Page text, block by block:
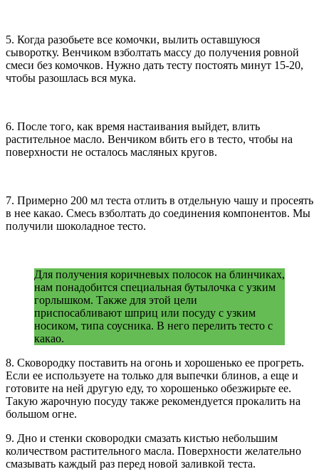
5. Когда разобьете все комочки, вылить оставшуюся
сыворотку. Венчиком взболтать массу до получения ровной
смеси без комочков. Нужно дать тесту постоять минут 15-20,
чтобы разошлась вся мука.
6. После того, как время настаивания выйдет, влить
растительное масло. Венчиком вбить его в тесто, чтобы на
поверхности не осталось масляных кругов.
7. Примерно 200 мл теста отлить в отдельную чашу и просеять
в нее какао. Смесь взболтать до соединения компонентов. Мы
получили шоколадное тесто.
Для получения коричневых полосок на блинчиках,
нам понадобится специальная бутылочка с узким
горлышком. Также для этой цели
приспосабливают шприц или посуду с узким
носиком, типа соусника. В него перелить тесто с
какао.
8. Сковородку поставить на огонь и хорошенько ее прогреть.
Если ее используете на только для выпечки блинов, а еще и
готовите на ней другую еду, то хорошенько обезжирьте ее.
Такую жарочную посуду также рекомендуется прокалить на
большом огне.
9. Дно и стенки сковородки смазать кистью небольшим
количеством растительного масла. Поверхности желательно
смазывать каждый раз перед новой заливкой теста.